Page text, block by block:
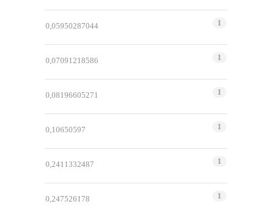
0,05950287044 1
0,07091218586 1
0,08196605271 1
0,10650597 1
0,2411332487 1
0,247526178 1